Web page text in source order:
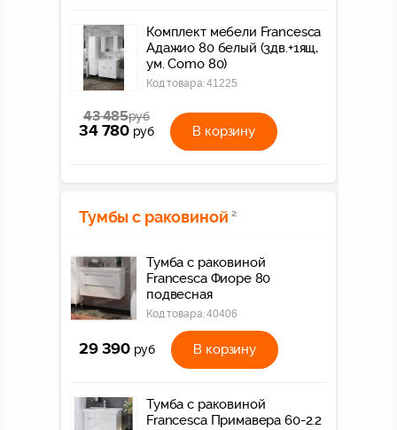
Комплект мебели Francesca
Адажио 80 белый (3дв.+1ящ,
ум. Como 80)
Код товара:41225
43 485руб
34 780 руб В корзину
Тумбы с раковиной 2
Тумба с раковиной
Francesca Фиоре 80
подвесная
Код товара:40406
29 390 руб В корзину
Тумба с раковиной
Francesca Примавера 60-2.2